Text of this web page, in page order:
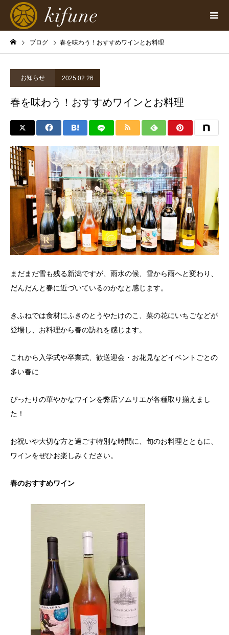
ブログ 春を味わう！おすすめワインとお料理
お知らせ 2025.02.26
春を味わう！おすすめワインとお料理
まだまだ雪も残る新潟ですが、雨水の候、雪から雨へと変わり、
だんだんと春に近づいているのかなと感じます。
きふねでは食材にふきのとうやたけのこ、菜の花にいちごなどが
登場し、お料理から春の訪れを感じます。
これから入学式や卒業式、歓送迎会・お花見などイベントごとの
多い春に
ぴったりの華やかなワインを弊店ソムリエが各種取り揃えまし
た！
お祝いや大切な方と過ごす特別な時間に、旬のお料理とともに、
ワインをぜひお楽しみください。
春のおすすめワイン